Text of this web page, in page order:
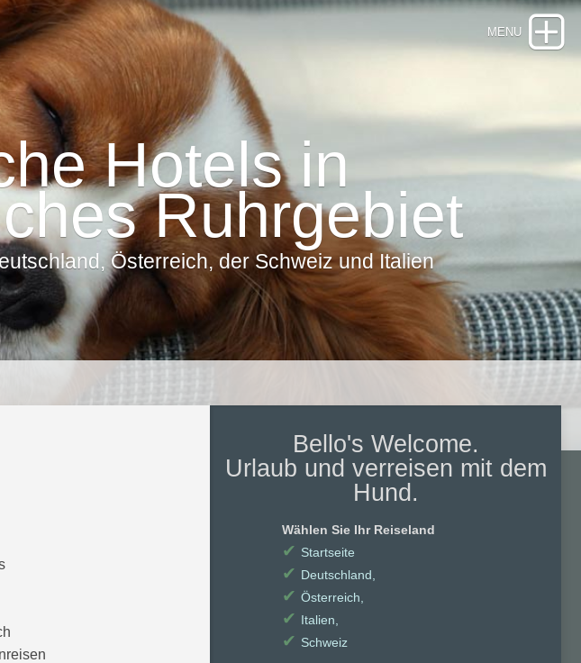
Hotels in
Ruhrgebiet
Österreich, der Schweiz und Italien
Bello's Welcome.
Urlaub und verreisen mit dem
Hund.
Wählen Sie Ihr Reiseland
✔ Startseite
✔ Deutschland,
✔ Österreich,
✔ Italien,
✔ Schweiz